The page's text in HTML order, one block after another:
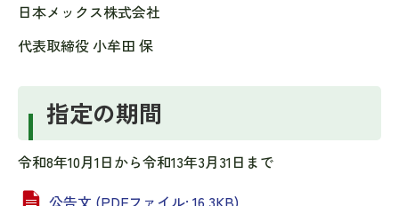
日本メックス株式会社
代表取締役 小牟田 保
指定の期間
令和8年10月1日から令和13年3月31日まで
公告文 (PDFファイル: 16.3KB)